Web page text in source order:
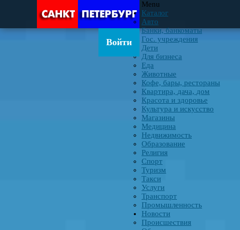
Menu
Каталог
Авто
Банки, банкоматы
Гос. учреждения
Дети
Для бизнеса
Еда
Животные
Кофе, бары, рестораны
Квартира, дача, дом
Красота и здоровье
Культура и искусство
Магазины
Медицина
Недвижимость
Образование
Религия
Спорт
Туризм
Такси
Услуги
Транспорт
Промышленность
Новости
Происшествия
Войти